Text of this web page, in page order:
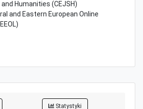
Humanities (CEJSH)
and Eastern European Online
Statystyki